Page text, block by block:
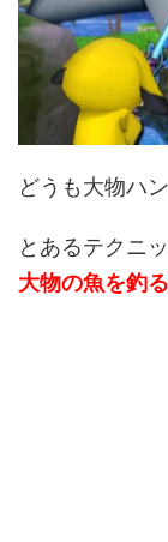
どうも大物ハ
とあるテクニ
大物の魚を釣